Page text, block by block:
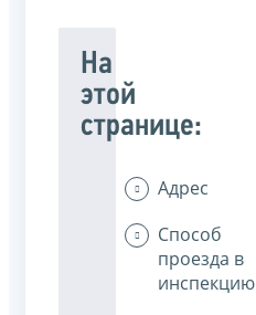
На
этой
странице:
Адрес
Способ
проезда в
инспекцию